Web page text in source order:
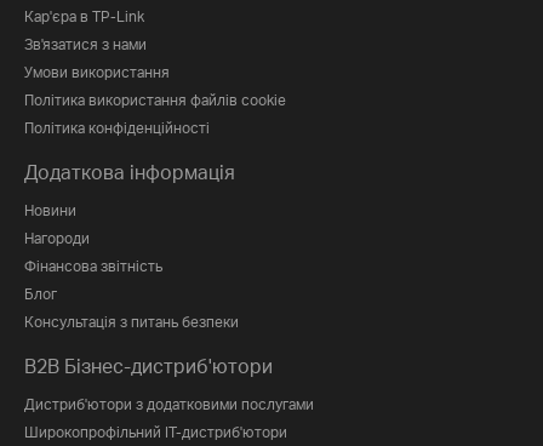
Кар'єра в TP-Link
Зв'язатися з нами
Умови використання
Політика використання файлів cookie
Політика конфіденційності
Додаткова інформація
Новини
Нагороди
Фінансова звітність
Блог
Консультація з питань безпеки
B2B Бізнес-дистриб'ютори
Дистриб'ютори з додатковими послугами
Широкопрофільний IT-дистриб'ютори